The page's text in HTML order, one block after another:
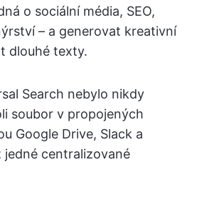
o sociální média, SEO,
– a generovat kreativní
dlouhé texty.
Search nebylo nikdy
soubor v propojených
Google Drive, Slack a
jedné centralizované